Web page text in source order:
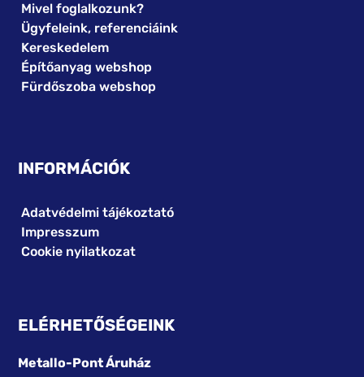
Mivel foglalkozunk?
Ügyfeleink, referenciáink
Kereskedelem
Építőanyag webshop
Fürdőszoba webshop
INFORMÁCIÓK
Adatvédelmi tájékoztató
Impresszum
Cookie nyilatkozat
ELÉRHETŐSÉGEINK
Metallo-Pont Áruház